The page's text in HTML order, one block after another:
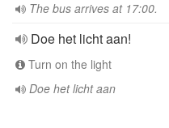
The bus arrives at 17:00.
Doe het licht aan!
Turn on the light
Doe het licht aan